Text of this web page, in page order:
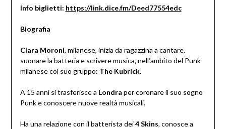
Info biglietti: https://link.dice.fm/Deed77554edc
Biografia
Clara Moroni, milanese, inizia da ragazzina a cantare,
suonare la batteria e scrivere musica, nell’ambito del Punk
milanese col suo gruppo: The Kubrick.
A 15 anni si trasferisce a Londra per coronare il suo sogno
Punk e conoscere nuove realtà musicali.
Ha una relazione con il batterista dei4 Skins, conosce a